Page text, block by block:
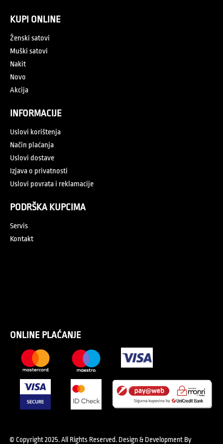
KUPI ONLINE
Ženski satovi
Muški satovi
Nakit
Novo
Akcija
INFORMACIJE
Uslovi korištenja
Način plaćanja
Uslovi dostave
Izjava o privatnosti
Uslovi povrata i reklamacije
PODRŠKA KUPCIMA
Servis
Kontakt
ONLINE PLAĆANJE
© Copyright 2025. All Rights Reserved. Design & Development By